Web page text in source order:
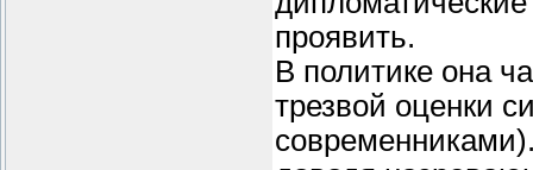
проявить.
В политике она
трезвой оценки